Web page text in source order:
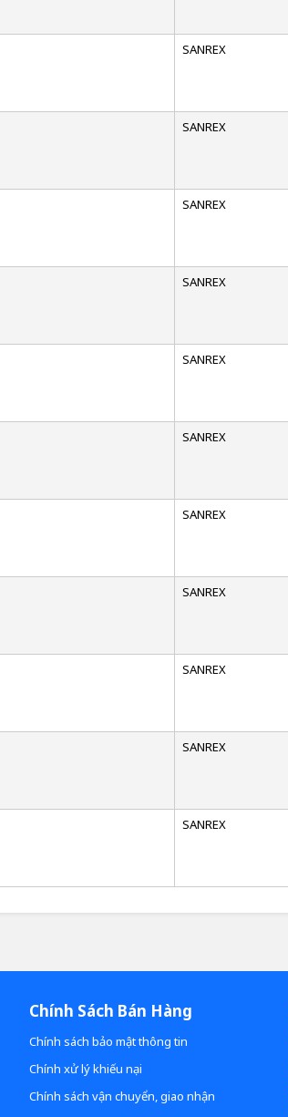
SANREX
SANREX
SANREX
SANREX
SANREX
SANREX
SANREX
SANREX
SANREX
SANREX
SANREX
Chính Sách Bán Hàng
Chính sách bảo mật thông tin
Chính xử lý khiếu nại
Chính sách vận chuyển, giao nhận